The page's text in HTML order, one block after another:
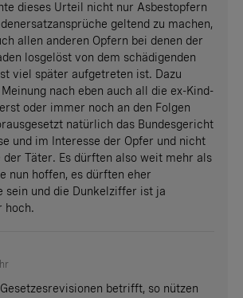
dieses Urteil nicht nur Asbestopfern
geltend zu machen,
allen anderen Opfern bei denen der
losgelöst von dem schädigenden
viel später aufgetreten ist. Dazu
nach eben auch all die ex-Kind-
oder immer noch an den Folgen
natürlich das Bundesgericht
und im Interesse der Opfer und nicht
der Täter. Es dürften also weit mehr als
nun hoffen, es dürften eher
sein und die Dunkelziffer ist ja
hoch.
betrifft, so nützen